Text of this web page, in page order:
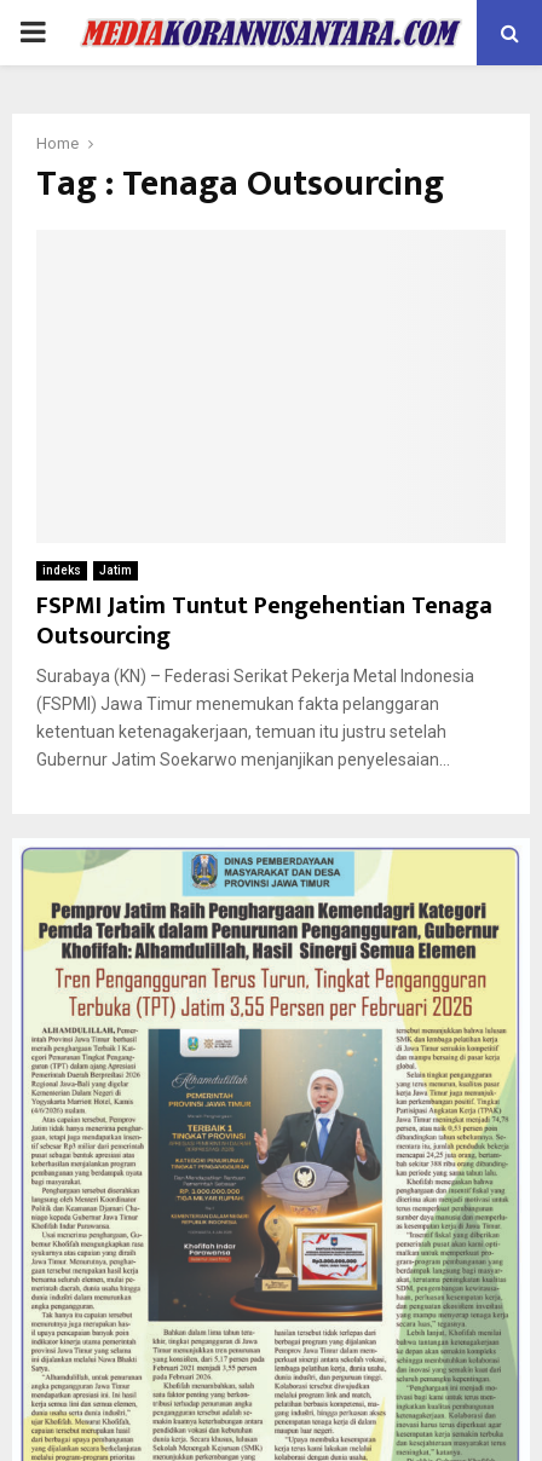
PRIMARY
Home
Tag : Tenaga Outsourcing
indeks Jatim
FSPMI Jatim Tuntut Pengehentian Tenaga
Outsourcing
Surabaya (KN) – Federasi Serikat Pekerja Metal Indonesia
(FSPMI) Jawa Timur menemukan fakta pelanggaran
ketentuan ketenagakerjaan, temuan itu justru setelah
Gubernur Jatim Soekarwo menjanjikan penyelesaian...